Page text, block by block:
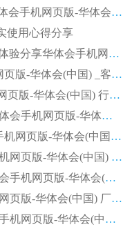
选购矿山 CTS 顺流磁选机找实体厂家，华体会手机网页版-华体会(中国) 按需定制设备配套完善售后
使用心得分享
2026磁选机生产厂家哪家好?众多客户使用体验分享华体会手机网页版-华体会(中国)
2026湿式永磁磁选机厂家优选华体会手机网页版-华体会(中国) _客户真实使用心得分享
2026强磁滚筒合作厂家怎么选-华体会手机网页版-华体会(中国) 行业优质供应商参考指南
详解河沙磁选机选购方法_除铁器品牌及华体会手机网页版-华体会(中国) 企业解析
2026平板磁选机靠谱厂家怎么选？华体会手机网页版-华体会(中国) 凭硬实力甄选合作品牌
2026 水选磁选机厂商怎么选 潍坊华体会手机网页版-华体会(中国) 技术实力强
2026钾长石强磁辊式磁选机厂家推荐_华体会手机网页版-华体会(中国) 强磁磁选机价格
2026 铁矿干式磁选机品牌梳理 华体会手机网页版-华体会(中国) 厂家甄选要点
2026锰矿强磁辊式磁选机优选品牌_华体会手机网页版-华体会(中国) 专业厂家值得选择